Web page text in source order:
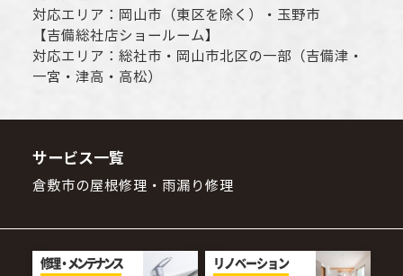
対応エリア： 岡山市 （東区を除く）・玉野市
【吉備総社店ショールーム】
対応エリア： 総社市 ・ 岡山市北区の一部（吉備津・
一宮・津高・高松）
サービス一覧
倉敷市の屋根修理・雨漏り修理
修理・メンテナンス リノベーション